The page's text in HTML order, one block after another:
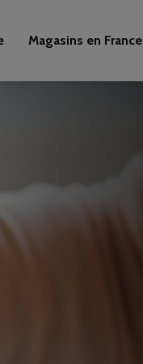
Magasins en France